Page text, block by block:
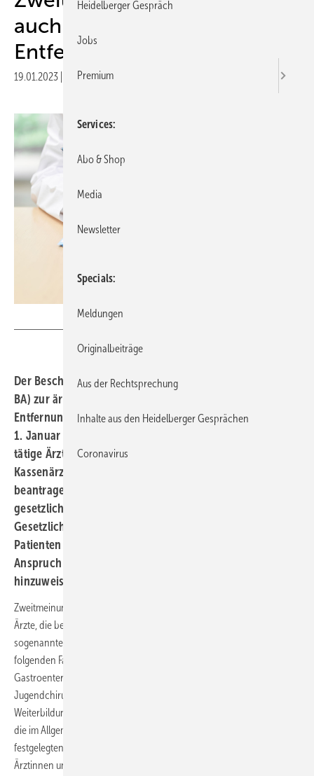
auch vor geplanter
Entfernung der Gallenblase
19.01.2023 Druckvorschau
Der Beschluss des Gemeinsamen Bundesausschusses (G-
BA) zur ärztlichen Zweitmeinung vor einer geplanten
Entfernung der Gallenblase (Cholezystektomie) wird am
1. Januar 2023 in Kraft treten. Ambulant oder stationär
tätige Ärztinnen und Ärzte können dann bei den
Kassenärztlichen Vereinigungen eine Genehmigung
beantragen, Zweitmeinungen gegenüber den
gesetzlichen Krankenkassen abrechnen zu dürfen.
Gesetzlich krankenversicherte Patientinnen und
Patienten sind bei der Indikationsstellung auf den
Anspruch zur Einholung einer Zweitmeinung
hinzuweisen.
Zweitmeinungsgebende Fachärztinnen und FachärzteÄrztinnen und
Ärzte, die bei einer geplanten Entfernung der Gallenblase als
sogenannte Zweitmeiner tätig sein wollen, müssen in einer der
folgenden Fachrichtungen qualifiziert sein: Innere Medizin und
Gastroenterologie,Allgemeinchirurgie,Viszeralchirurgie,Kinder- und
Jugendchirurgie oderKinder- und Jugendmedizin mit Zusatz-
Weiterbildung Kinder- und Jugend-Gastroenterologie. Zudem gelten
die im Allgemeinen Teil der Zweitmeinungs-Richtlinie des G-BA
festgelegten generellen Anforderungen, die zweitmeinungsgebende
Ärztinnen und Ärzte hinsichtlich ihrer Qualifikation und
Heidelberger Gespräch
Jobs
Premium
Services
Abo & Shop
Media
Newsletter
Specials
Meldungen
Originalbeiträge
Aus der Rechtsprechung
Inhalte aus den Heidelberger Gesprächen
Coronavirus